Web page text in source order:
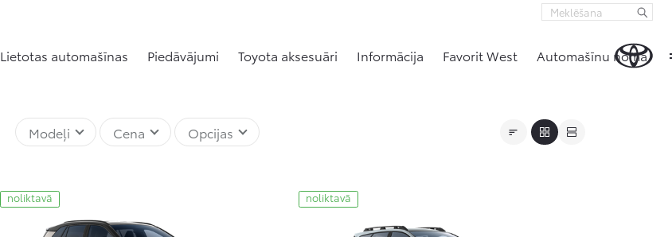
Lietotas automašīnas Piedāvājumi Toyota aksesuāri Informācija Favorit West Automašīnu noma
Modeļi Cena Opcijas
noliktavā noliktavā